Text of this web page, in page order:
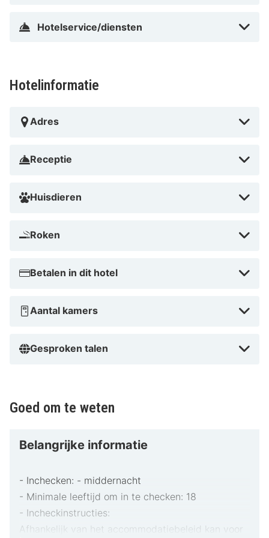
Hotelservice/diensten
Hotelinformatie
Adres
Receptie
Huisdieren
Roken
Betalen in dit hotel
Aantal kamers
Gesproken talen
Goed om te weten
Belangrijke informatie
- Inchecken: - middernacht
- Minimale leeftijd om in te checken: 18
- Incheckinstructies:
Afhankelijk van het accommodatiebeleid kan voor